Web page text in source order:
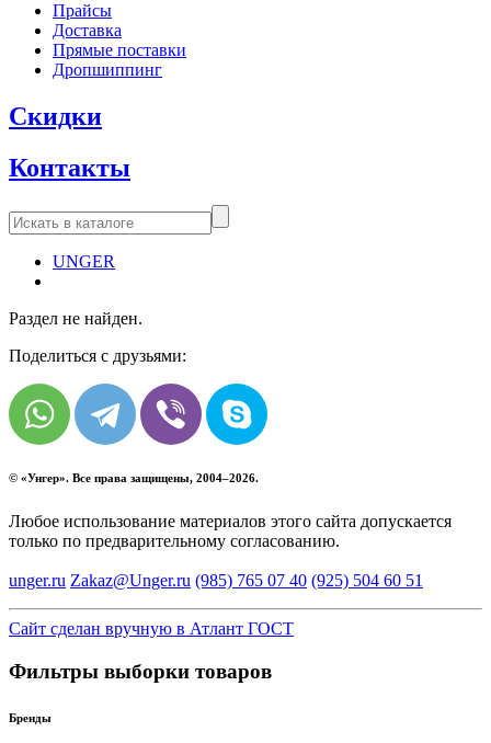
Прайсы
Доставка
Прямые поставки
Дропшиппинг
Скидки
Контакты
UNGER
Раздел не найден.
Поделиться с друзьями:
© «Унгер». Все права защищены, 2004–2026.
Любое использование материалов этого сайта допускается
только по предварительному согласованию.
unger.ru Zakaz@Unger.ru (985) 765 07 40 (925) 504 60 51
Сайт сделан вручную в Атлант ГОСТ
Фильтры выборки товаров
Бренды